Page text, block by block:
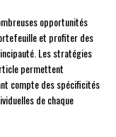
opportunités
et profiter des
Les stratégies
permettent
compte des spécificités
de chaque